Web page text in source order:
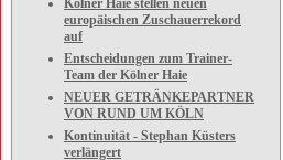
Kölner Haie stellen neuen
europäischen Zuschauerrekord
auf
Entscheidungen zum Trainer-
Team der Kölner Haie
NEUER GETRÄNKEPARTNER
VON RUND UM KÖLN
Kontinuität - Stephan Küsters
verlängert